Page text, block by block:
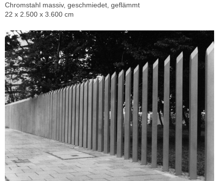
Chromstahl massiv, geschmiedet, geflämmt
22 x 2.500 x 3.600 cm